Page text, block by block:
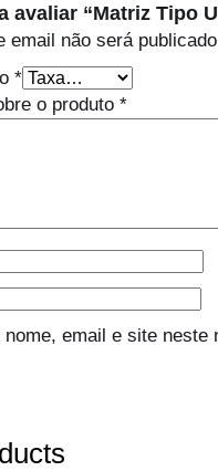
avaliar “Matriz Tipo
email não será
*
o produto *
email e site